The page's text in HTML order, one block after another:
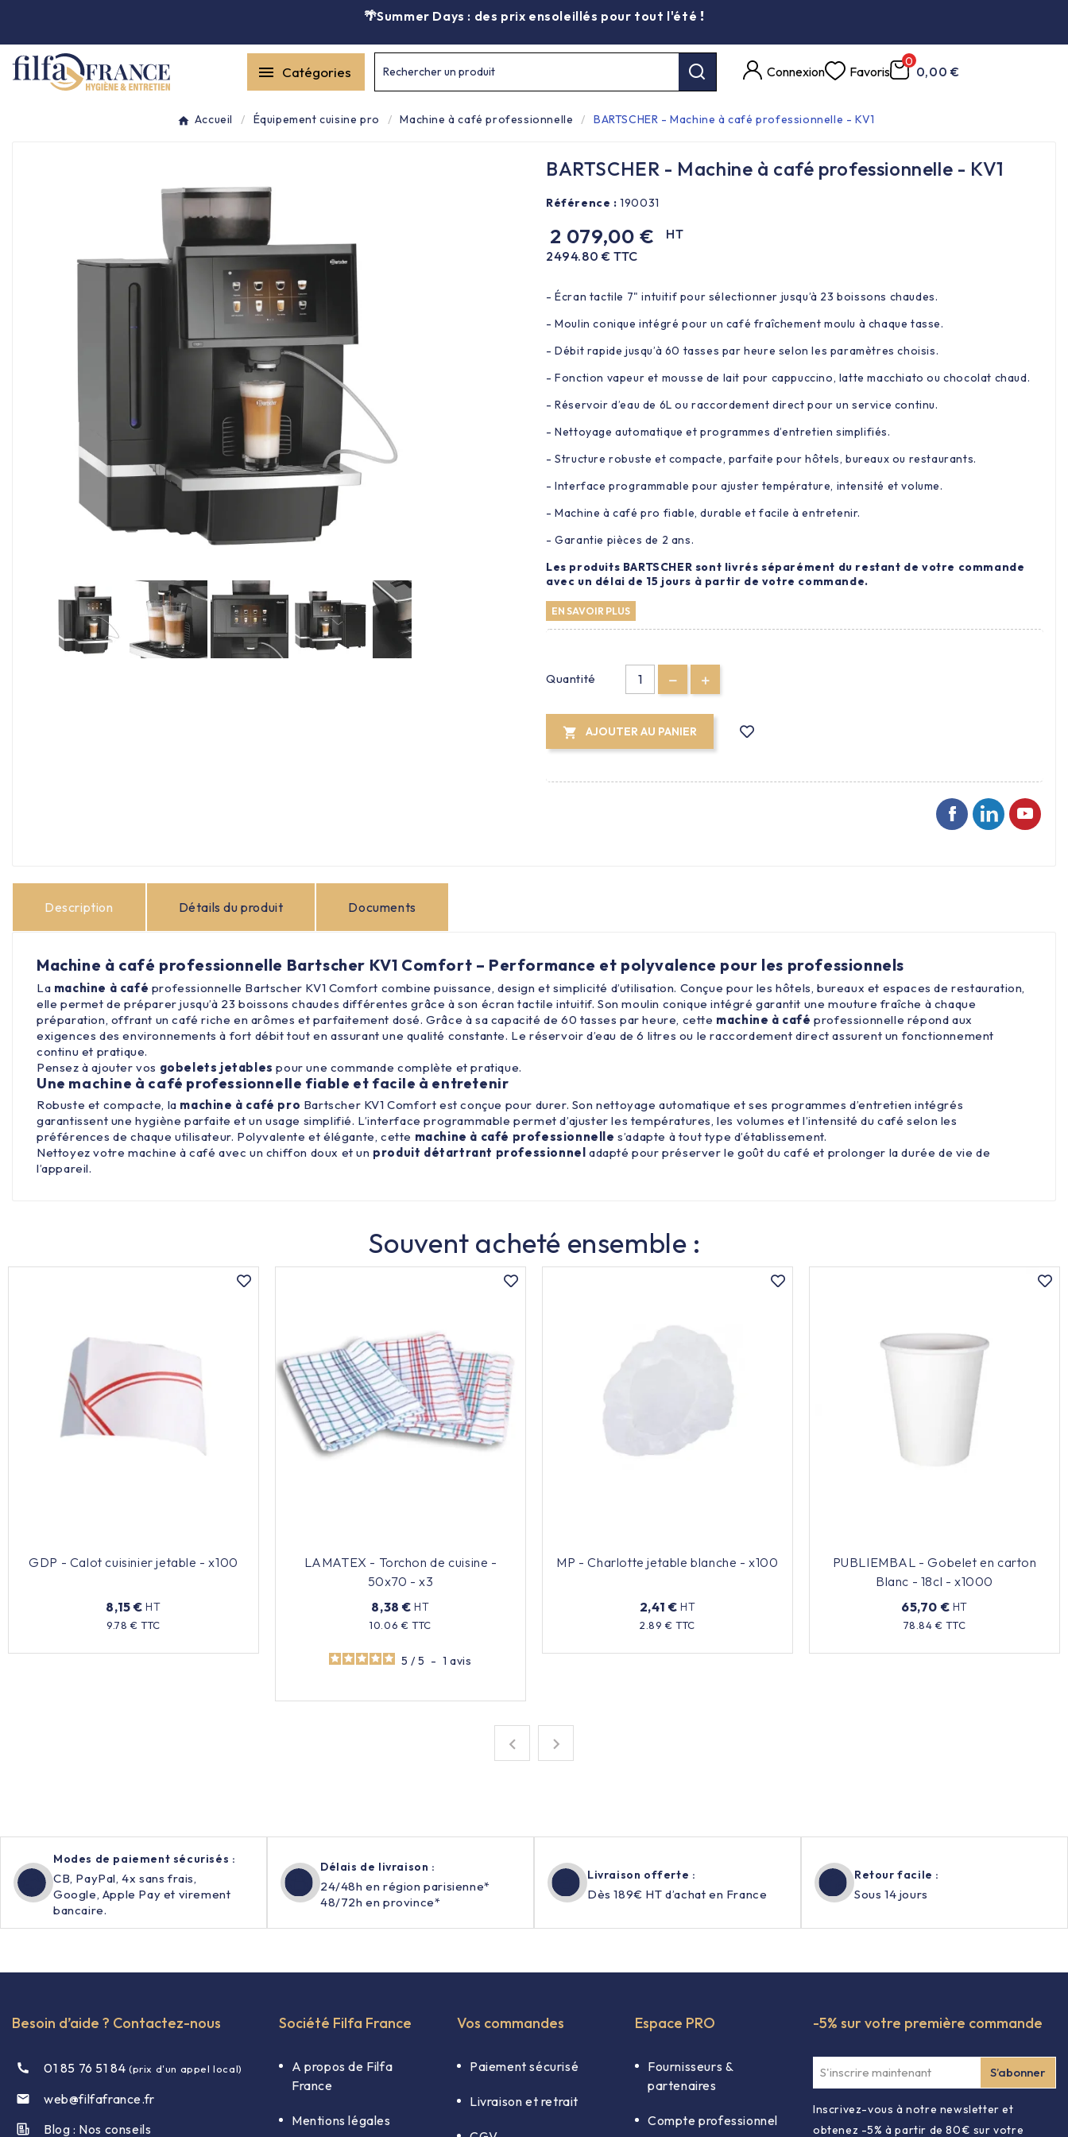
🌴Summer Days : des prix ensoleillés pour tout l'été !
 Catégories
Entretien général
Collecte des déchets 

Produit d'accueil
Équipement cuisine pro 
PROMOTION
Les nouveaux produits
Rechercher un produit Connexion Favoris
0
0,00 €
Accueil Équipement cuisine pro Machine à café professionnelle BARTSCHER - Machine à café professionnelle - KV1
BARTSCHER - Machine à café professionnelle - KV1
Référence : 190031
2 079,00 €
HT
2494.80 € TTC
- Écran tactile 7" intuitif pour sélectionner jusqu’à 23 boissons chaudes.
- Moulin conique intégré pour un café fraîchement moulu à chaque tasse.
- Débit rapide jusqu’à 60 tasses par heure selon les paramètres choisis.
- Fonction vapeur et mousse de lait pour cappuccino, latte macchiato ou chocolat chaud.
- Réservoir d’eau de 6L ou raccordement direct pour un service continu.
- Nettoyage automatique et programmes d’entretien simplifiés.
- Structure robuste et compacte, parfaite pour hôtels, bureaux ou restaurants.
- Interface programmable pour ajuster température, intensité et volume.
- Machine à café pro fiable, durable et facile à entretenir.
- Garantie pièces de 2 ans.
Les produits BARTSCHER sont livrés séparément du restant de votre commande
avec un délai de 15 jours à partir de votre commande.
EN SAVOIR PLUS
Quantité
 AJOUTER AU PANIER
Description Détails du produit Documents
Machine à café professionnelle Bartscher KV1 Comfort – Performance et polyvalence pour les professionnels
La machine à café professionnelle Bartscher KV1 Comfort combine puissance, design et simplicité d’utilisation. Conçue pour les hôtels, bureaux et espaces de restauration,
elle permet de préparer jusqu’à 23 boissons chaudes différentes grâce à son écran tactile intuitif. Son moulin conique intégré garantit une mouture fraîche à chaque
préparation, offrant un café riche en arômes et parfaitement dosé. Grâce à sa capacité de 60 tasses par heure, cette machine à café professionnelle répond aux
exigences des environnements à fort débit tout en assurant une qualité constante. Le réservoir d’eau de 6 litres ou le raccordement direct assurent un fonctionnement
continu et pratique.
Pensez à ajouter vos gobelets jetables pour une commande complète et pratique.
Une machine à café professionnelle fiable et facile à entretenir
Robuste et compacte, la machine à café pro Bartscher KV1 Comfort est conçue pour durer. Son nettoyage automatique et ses programmes d’entretien intégrés
garantissent une hygiène parfaite et un usage simplifié. L’interface programmable permet d’ajuster les températures, les volumes et l’intensité du café selon les
préférences de chaque utilisateur. Polyvalente et élégante, cette machine à café professionnelle s’adapte à tout type d’établissement.
Nettoyez votre machine à café avec un chiffon doux et un produit détartrant professionnel adapté pour préserver le goût du café et prolonger la durée de vie de
l’appareil.
Souvent acheté ensemble :
GDP - Calot cuisinier jetable - x100
8,15 € HT
9.78 € TTC
Prix
LAMATEX - Torchon de cuisine -
50x70 - x3
8,38 € HT
10.06 € TTC
5 / 5 - 1avis
MP - Charlotte jetable blanche - x100
2,41 € HT
2.89 € TTC
Prix
PUBLIEMBAL - Gobelet en carton
Blanc - 18cl - x1000
65,70 € HT
78.84 € TTC
Prix
 
Modes de paiement sécurisés :
CB, PayPal, 4x sans frais,
Google, Apple Pay et virement
bancaire.
Délais de livraison :
24/48h en région parisienne*
48/72h en province*
Livraison offerte :
Dès 189€ HT d’achat en France
Retour facile :
Sous 14 jours
Besoin d’aide ? Contactez-nous
01 85 76 51 84 (prix d'un appel local)

web@filfafrance.fr
Blog : Nos conseils​
Société Filfa France
A propos de Filfa
France
Mentions légales
Vos commandes
Paiement sécurisé
Livraison et retrait
Espace PRO
Fournisseurs &
partenaires
Compte professionnel
-5% sur votre première commande
Inscrivez-vous à notre newsletter et
obtenez -5% à partir de 80€ sur votre